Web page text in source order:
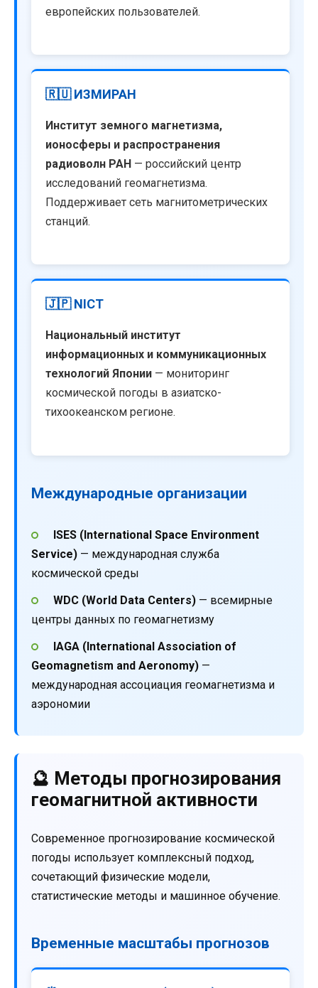
европейских пользователей.
🇷🇺 ИЗМИРАН
Институт земного магнетизма,
ионосферы и распространения
радиоволн РАН — российский центр
исследований геомагнетизма.
Поддерживает сеть магнитометрических
станций.
🇯🇵 NICT
Национальный институт
информационных и коммуникационных
технологий Японии — мониторинг
космической погоды в азиатско-
тихоокеанском регионе.
Международные организации
ISES (International Space Environment
Service) — международная служба
космической среды
WDC (World Data Centers)— всемирные
центры данных по геомагнетизму
IAGA (International Association of
Geomagnetism and Aeronomy) —
международная ассоциация геомагнетизма и
аэрономии
🔮 Методы прогнозирования
геомагнитной активности
Современное прогнозирование космической
погоды использует комплексный подход,
сочетающий физические модели,
статистические методы и машинное обучение.
Временные масштабы прогнозов